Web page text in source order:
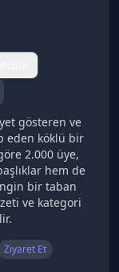
gösteren ve
eden köklü bir
2.000 üye,
hem de
bir taban
ve kategori
Ziyaret Et